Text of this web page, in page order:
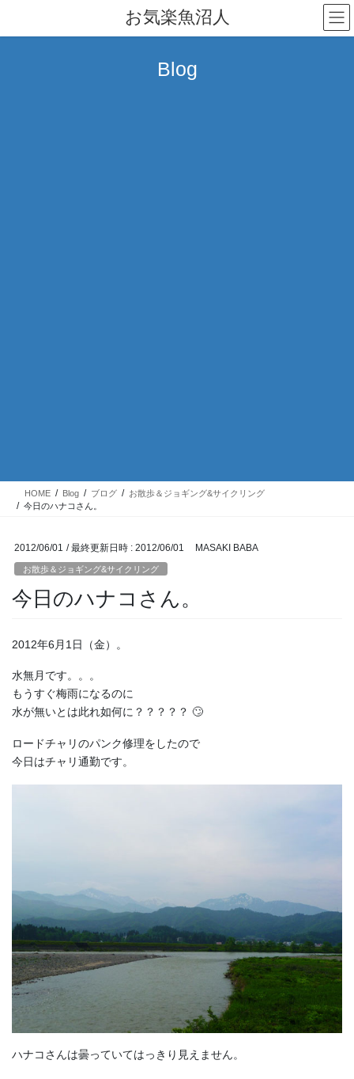
テ
ゲ
お気楽魚沼人
Blog
HOME Blog ブログ
お散歩＆ジョギング&サイクリング
今日のハナコさん。
2012/06/01 / 最終更新日時 : 2012/06/01 MASAKI BABA
お散歩＆ジョギング&サイクリング
今日のハナコさん。
2012年6月1日（金）。
水無月です。。。
もうすぐ梅雨になるのに
水が無いとは此れ如何に？？？？？ 🙄
ロードチャリのパンク修理をしたので
今日はチャリ通勤です。
ハナコさんは曇っていてはっきり見えません。